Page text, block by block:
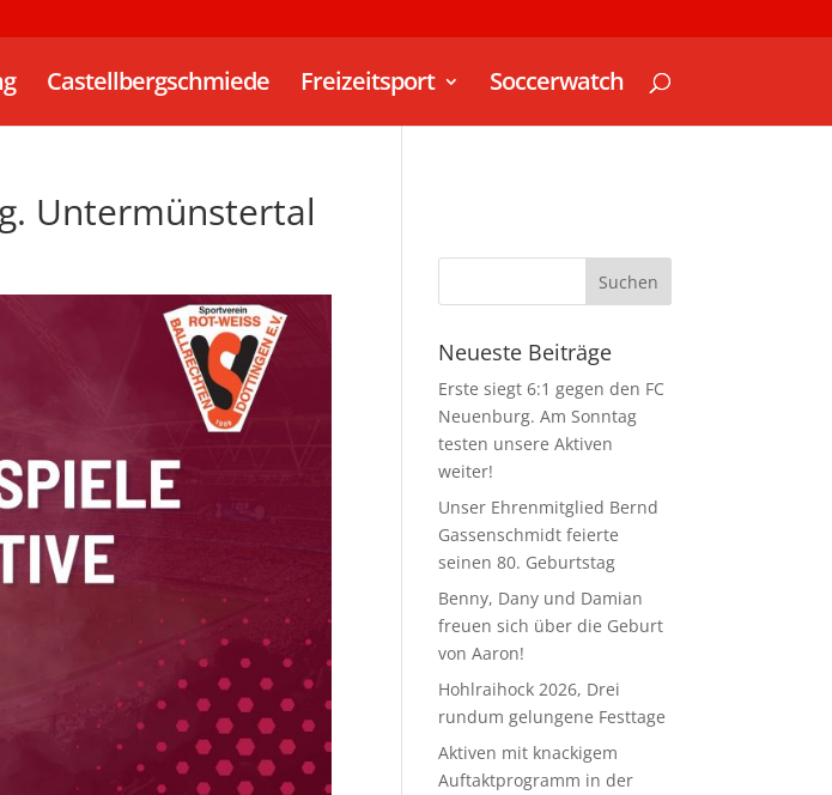
Castellbergschmiede Freizeitsport Soccerwatch
Untermünstertal
Neueste Beiträge
Erste siegt 6:1 gegen den FC
Neuenburg. Am Sonntag
testen unsere Aktiven
weiter!
Unser Ehrenmitglied Bernd
Gassenschmidt feierte
seinen 80. Geburtstag
Benny, Dany und Damian
freuen sich über die Geburt
von Aaron!
Hohlraihock 2026, Drei
rundum gelungene Festtage
Aktiven mit knackigem
Auftaktprogramm in der